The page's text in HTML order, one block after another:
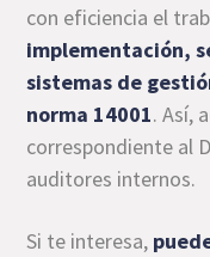
con eficiencia el
implementación,
sistemas de
norma 14001. Así,
correspondiente al
auditores internos.
Si te interesa,